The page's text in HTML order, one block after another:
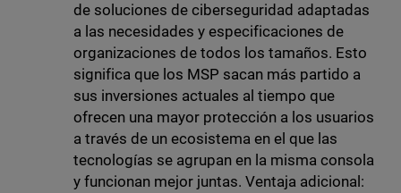
de soluciones de ciberseguridad adaptadas
a las necesidades y especificaciones de
organizaciones de todos los tamaños. Esto
significa que los MSP sacan más partido a
sus inversiones actuales al tiempo que
ofrecen una mayor protección a los usuarios
a través de un ecosistema en el que las
tecnologías se agrupan en la misma consola
y funcionan mejor juntas. Ventaja adicional: